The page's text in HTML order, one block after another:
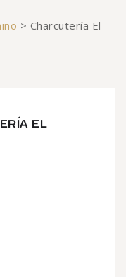
> Charcutería El
EL